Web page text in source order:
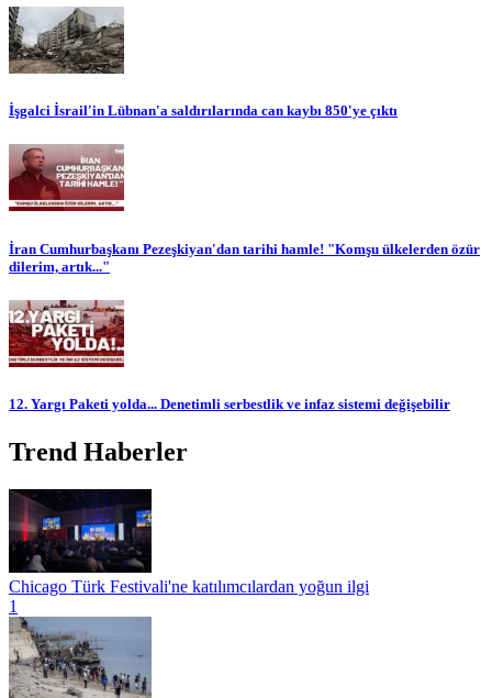
İşgalci İsrail'in Lübnan'a saldırılarında can kaybı 850'ye çıktı
İran Cumhurbaşkanı Pezeşkiyan'dan tarihi hamle! "Komşu ülkelerden özür
dilerim, artık..."
12. Yargı Paketi yolda... Denetimli serbestlik ve infaz sistemi değişebilir
Trend Haberler
Chicago Türk Festivali'ne katılımcılardan yoğun ilgi
1